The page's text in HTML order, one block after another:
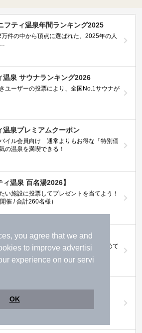
you agree that we and
to improve advertisi
experience on our servi
OK
フティ温泉年間ランキング2025
件の中から頂点に選ばれた、2025年の人
温泉 サウナランキング2026
ユーザーの投票により、全国No.1サウナが
温泉プレミアムクーポン
イル会員向け 通常よりもお得な「特別価
の温泉を満喫できる！
ィ温泉 百名湯2026】
い施設に投票してプレゼントを当てよう！
催 / 合計260名様）
集
岩盤浴情報だけをピックアップ。まとめて
と行きたくなる！お得な情報を掲載中